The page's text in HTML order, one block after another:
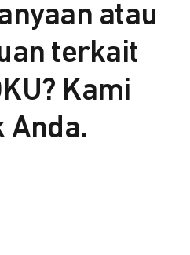
atau
terkait
Kami
Anda.